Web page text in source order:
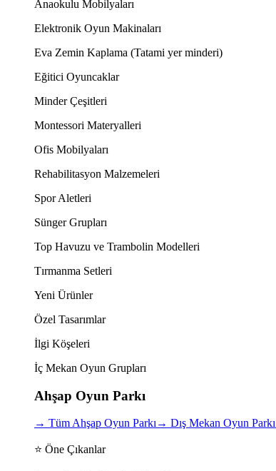
Anaokulu Mobilyaları
Elektronik Oyun Makinaları
Eva Zemin Kaplama (Tatami yer minderi)
Eğitici Oyuncaklar
Minder Çeşitleri
Montessori Materyalleri
Ofis Mobilyaları
Rehabilitasyon Malzemeleri
Spor Aletleri
Sünger Grupları
Top Havuzu ve Trambolin Modelleri
Tırmanma Setleri
Yeni Ürünler
Özel Tasarımlar
İlgi Köşeleri
İç Mekan Oyun Grupları
Ahşap Oyun Parkı
→ Tüm Ahşap Oyun Parkı→ Dış Mekan Oyun Parkı
⭐ Öne Çıkanlar